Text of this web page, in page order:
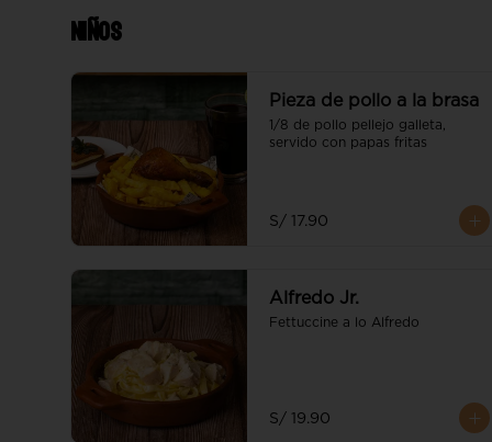
Niños
Pieza de pollo a la brasa
1/8 de pollo pellejo galleta,
servido con papas fritas
S/ 17.90
Alfredo Jr.
Fettuccine a lo Alfredo
S/ 19.90